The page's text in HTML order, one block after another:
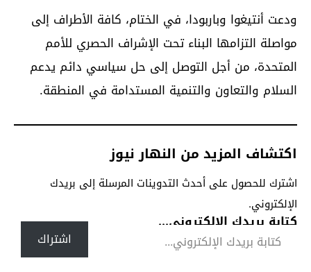
ودعت أنتيغوا وباربودا، في الختام، كافة الأطراف إلى
مواصلة التزامها البناء تحت الإشراف الحصري للأمم
المتحدة، من أجل التوصل إلى حل سياسي دائم يدعم
السلام والتعاون والتنمية المستدامة في المنطقة.
اكتشاف المزيد من النهار نيوز
اشترك للحصول على أحدث التدوينات المرسلة إلى بريدك
الإلكتروني.
كتابة بريدك الإلكتروني...
اشتراك